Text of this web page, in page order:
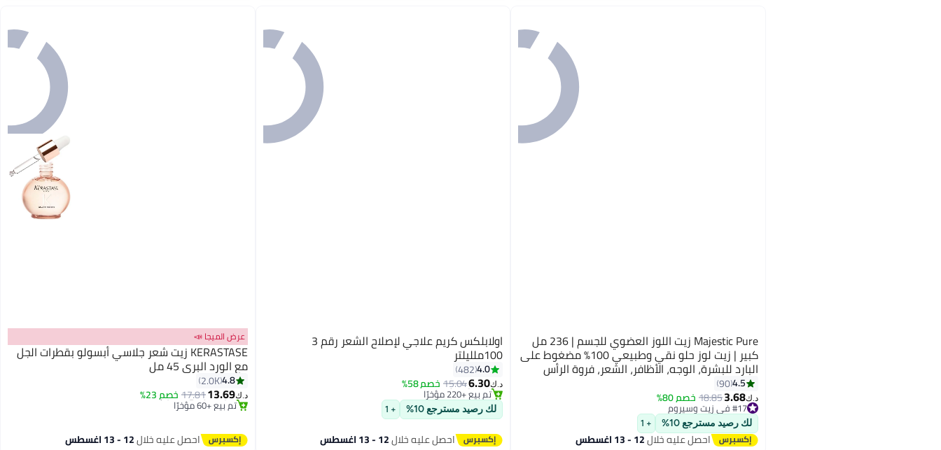
Majestic Pure زيت اللوز العضوي للجسم | 236 مل
كبير | زيت لوز حلو نقي وطبيعي 100% مضغوط على
البارد للبشرة، الوجه، الأظافر، الشعر، فروة الرأس
والتدليك
4.5
90
د.ك‏3.68
18.85خصم 80% #17 في زيت وسيروم
تم بيع +240 مؤخرًا
#17 في زيت وسيروم
لك رصيد مسترجع 10% + 1
احصل عليه خلال12 - 13 اغسطس
اولابلكس كريم علاجي لإصلاح الشعر رقم 3
100ملليلتر
4.0
482
د.ك‏6.30
15.04خصم 58%
#25 في زيت وسيروم
بتخلّص بسرعة
تم بيع +220 مؤخرًا
#25 في زيت وسيروم
لك رصيد مسترجع 10% + 1
احصل عليه خلال12 - 13 اغسطس
عرض الميجا 📣
KERASTASE زيت شعر جلاسي أبسولو بقطرات الجل
مع الورد البري 45 مل
4.8
2.0K
د.ك‏13.69
17.81 خصم 23%
#21 في زيت وسيروم
أقل سعر في 30 يوم
تم بيع +60 مؤخرًا
#21 في زيت وسيروم
احصل عليه خلال12 - 13 اغسطس